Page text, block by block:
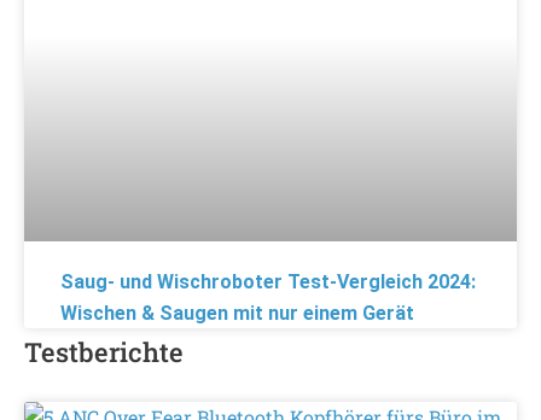
Saug- und Wischroboter Test-Vergleich 2024:
Wischen & Saugen mit nur einem Gerät
Testberichte